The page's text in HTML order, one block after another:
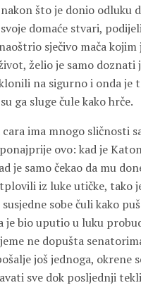
što je donio odluku
domaće stvari,
sječivo mača
želio je samo doznati
na sigurno i onda je
ga sluge čule kako hrče.
ima mnogo sličnosti
ovo: kad je
je samo čekao da mu
iz luke utičke, tako
susjedne sobe čuli kako
je bio uputio u luku
ne dopušta
još jednoga, okrene
sve dok posljednji